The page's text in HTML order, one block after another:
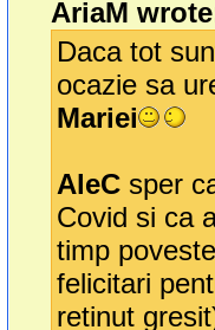
AriaM
Daca tot
ocazie sa
Mariei
AleC sper
Covid si ca
timp
felicitari
retinut